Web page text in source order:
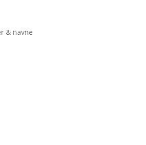
& navne